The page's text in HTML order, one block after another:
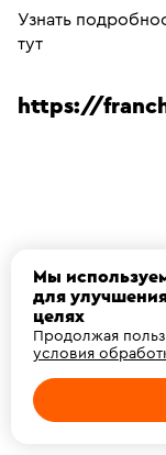
Узнать
тут
https://
Мы
для
целях
Продолжая
условия